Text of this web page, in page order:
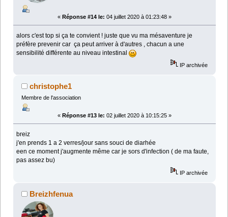
« Réponse #14 le: 04 juillet 2020 à 01:23:48 »
alors c'est top si ça te convient ! juste que vu ma mésaventure je
préfère prevenir car ça peut arriver à d'autres , chacun a une
sensibilité différente au niveau intestinal
IP archivée
christophe1
Membre de l'association
« Réponse #13 le: 02 juillet 2020 à 10:15:25 »
breiz
j'en prends 1 a 2 verres/jour sans souci de diarhée
een ce moment j'augmente même car je sors d'infection ( de ma faute,
pas assez bu)
IP archivée
Breizhfenua